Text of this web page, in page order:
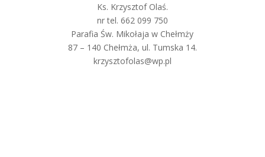
Ks. Krzysztof Olaś.
nr tel. 662 099 750
Parafia Św. Mikołaja w Chełmży
87 – 140 Chełmża, ul. Tumska 14.
krzysztofolas@wp.pl